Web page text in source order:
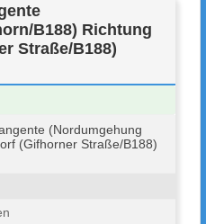
B188) Richtung
Straße/B188)
(Nordumgehung
(Gifhorner Straße/B188)